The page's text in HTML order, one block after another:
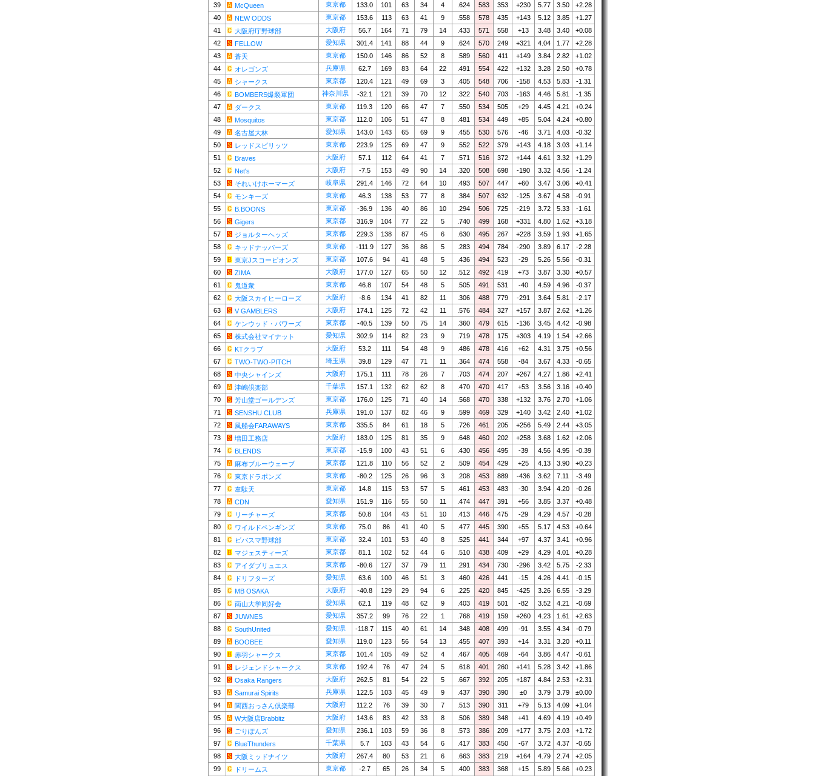
39
McQueen 東京都 133.0 101 63 34 4 .624 583 353 +230 5.77 3.50
+2.28
40
NEW ODDS 東京都 153.6 113 63 41 9 .558 578 435 +143 5.12 3.85
+1.27
41
大阪府庁野球部 大阪府 56.7 164 71 79 14 .433 571 558 +13 3.48 3.40
+0.08
42
FELLOW 愛知県 301.4 141 88 44 9 .624 570 249 +321 4.04 1.77
+2.28
43
蒼天 東京都 150.0 146 86 52 8 .589 560 411 +149 3.84 2.82
+1.02
44
オレゴンズ 兵庫県 62.7 169 83 64 22 .491 554 422 +132 3.28 2.50
+0.78
45
シャークス 東京都 120.4 121 49 69 3 .405 548 706 -158 4.53 5.83
-1.31
46
BOMBERS爆裂軍団 神奈川県 -32.1 121 39 70 12 .322 540 703 -163 4.46 5.81
-1.35
47
ダークス 東京都 119.3 120 66 47 7 .550 534 505 +29 4.45 4.21
+0.24
48
Mosquitos 東京都 112.0 106 51 47 8 .481 534 449 +85 5.04 4.24
+0.80
49
名古屋大林 愛知県 143.0 143 65 69 9 .455 530 576 -46 3.71 4.03
-0.32
50
レッドスピリッツ 東京都 223.9 125 69 47 9 .552 522 379 +143 4.18 3.03
+1.14
51
Braves 大阪府 57.1 112 64 41 7 .571 516 372 +144 4.61 3.32
+1.29
52
Net's 大阪府 -7.5 153 49 90 14 .320 508 698 -190 3.32 4.56
-1.24
53
それいけホーマーズ 岐阜県 291.4 146 72 64 10 .493 507 447 +60 3.47 3.06
+0.41
54
モンキーズ 東京都 46.3 138 53 77 8 .384 507 632 -125 3.67 4.58
-0.91
55
B.BOONS 東京都 -36.9 136 40 86 10 .294 506 725 -219 3.72 5.33
-1.61
56
Gigers 東京都 316.9 104 77 22 5 .740 499 168 +331 4.80 1.62
+3.18
57
ジョルターヘッズ 東京都 229.3 138 87 45 6 .630 495 267 +228 3.59 1.93
+1.65
58
キッドナッパーズ 東京都 -111.9 127 36 86 5 .283 494 784 -290 3.89 6.17
-2.28
59
東京Jスコーピオンズ 東京都 107.6 94 41 48 5 .436 494 523 -29 5.26 5.56
-0.31
60
ZIMA 大阪府 177.0 127 65 50 12 .512 492 419 +73 3.87 3.30
+0.57
61
鬼道衆 東京都 46.8 107 54 48 5 .505 491 531 -40 4.59 4.96
-0.37
62
大阪スカイヒーローズ 大阪府 -8.6 134 41 82 11 .306 488 779 -291 3.64 5.81
-2.17
63
V GAMBLERS 大阪府 174.1 125 72 42 11 .576 484 327 +157 3.87 2.62
+1.26
64
ケンウッド・パワーズ 東京都 -40.5 139 50 75 14 .360 479 615 -136 3.45 4.42
-0.98
65
株式会社マイナット 愛知県 302.9 114 82 23 9 .719 478 175 +303 4.19 1.54
+2.66
66
KTクラブ 大阪府 53.2 111 54 48 9 .486 478 416 +62 4.31 3.75
+0.56
67
TWO-TWO-PITCH 埼玉県 39.8 129 47 71 11 .364 474 558 -84 3.67 4.33
-0.65
68
中央シャインズ 大阪府 175.1 111 78 26 7 .703 474 207 +267 4.27 1.86
+2.41
69
津嶋倶楽部 千葉県 157.1 132 62 62 8 .470 470 417 +53 3.56 3.16
+0.40
70
芳山堂ゴールデンズ 東京都 176.0 125 71 40 14 .568 470 338 +132 3.76 2.70
+1.06
71
SENSHU CLUB 兵庫県 191.0 137 82 46 9 .599 469 329 +140 3.42 2.40
+1.02
72
風船会FARAWAYS 東京都 335.5 84 61 18 5 .726 461 205 +256 5.49 2.44
+3.05
73
増田工務店 大阪府 183.0 125 81 35 9 .648 460 202 +258 3.68 1.62
+2.06
74
BLENDS 東京都 -15.9 100 43 51 6 .430 456 495 -39 4.56 4.95
-0.39
75
麻布ブルーウェーブ 東京都 121.8 110 56 52 2 .509 454 429 +25 4.13 3.90
+0.23
76
東京ドラポンズ 東京都 -80.2 125 26 96 3 .208 453 889 -436 3.62 7.11
-3.49
77
韋駄天 東京都 14.8 115 53 57 5 .461 453 483 -30 3.94 4.20
-0.26
78
CDN 愛知県 151.9 116 55 50 11 .474 447 391 +56 3.85 3.37
+0.48
79
リーチャーズ 東京都 50.8 104 43 51 10 .413 446 475 -29 4.29 4.57
-0.28
80
ワイルドペンギンズ 東京都 75.0 86 41 40 5 .477 445 390 +55 5.17 4.53
+0.64
81
ビバスマ野球部 東京都 32.4 101 53 40 8 .525 441 344 +97 4.37 3.41
+0.96
82
マジェスティーズ 東京都 81.1 102 52 44 6 .510 438 409 +29 4.29 4.01
+0.28
83
アイダブリュエス 東京都 -80.6 127 37 79 11 .291 434 730 -296 3.42 5.75
-2.33
84
ドリフターズ 愛知県 63.6 100 46 51 3 .460 426 441 -15 4.26 4.41
-0.15
85
MB OSAKA 大阪府 -40.8 129 29 94 6 .225 420 845 -425 3.26 6.55
-3.29
86
南山大学同好会 愛知県 62.1 119 48 62 9 .403 419 501 -82 3.52 4.21
-0.69
87
JUWNES 愛知県 357.2 99 76 22 1 .768 419 159 +260 4.23 1.61
+2.63
88
SouthUnited 愛知県 -118.7 115 40 61 14 .348 408 499 -91 3.55 4.34
-0.79
89
BOOBEE 愛知県 119.0 123 56 54 13 .455 407 393 +14 3.31 3.20
+0.11
90
赤羽シャークス 東京都 101.4 105 49 52 4 .467 405 469 -64 3.86 4.47
-0.61
91
レジェンドシャークス 東京都 192.4 76 47 24 5 .618 401 260 +141 5.28 3.42
+1.86
92
Osaka Rangers 大阪府 262.5 81 54 22 5 .667 392 205 +187 4.84 2.53
+2.31
93
Samurai Spirits 兵庫県 122.5 103 45 49 9 .437 390 390 ±0 3.79 3.79
±0.00
94
関西おっさん倶楽部 大阪府 112.2 76 39 30 7 .513 390 311 +79 5.13 4.09
+1.04
95
W大阪店Brabbitz 大阪府 143.6 83 42 33 8 .506 389 348 +41 4.69 4.19
+0.49
96
ごりぽんズ 愛知県 236.1 103 59 36 8 .573 386 209 +177 3.75 2.03
+1.72
97
BlueThunders 千葉県 5.7 103 43 54 6 .417 383 450 -67 3.72 4.37
-0.65
98
大阪ミッドナイツ 大阪府 267.4 80 53 21 6 .663 383 219 +164 4.79 2.74
+2.05
99
ドリームス 東京都 -2.7 65 26 34 5 .400 383 368 +15 5.89 5.66 +0.23